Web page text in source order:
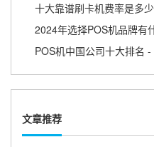
十大靠谱刷卡机费率是多
2024年选择POS机品牌有
POS机中国公司十大排名
文章推荐